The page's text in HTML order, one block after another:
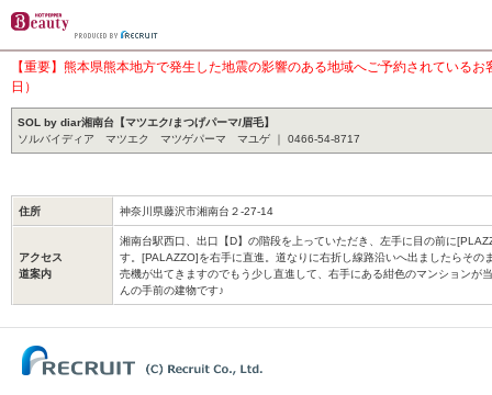
【重要】熊本県熊本地方で発生した地震の影響のある地域へご予約されている
日）
SOL by diar湘南台【マツエク/まつげパーマ/眉毛】
ソルバイディア マツエク マツゲパーマ マユゲ ｜ 0466-54-8717
住所 神奈川県藤沢市湘南台２-27-14
アクセス
道案内
湘南台駅西口、出口【D】の階段を上っていただき、左手に目の前に
す。[PALAZZO]を右手に直進。道なりに右折し線路沿いへ出ましたらその
売機が出てきますのでもう少し直進して、右手にある紺色のマンションが
んの手前の建物です♪